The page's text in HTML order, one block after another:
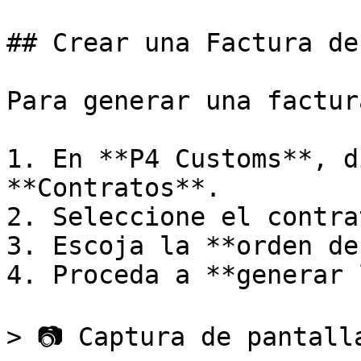
## Crear una Factura
Para generar una
1. En **P4 Customs**,
**Contratos**.
2. Seleccione el
3. Escoja la **orden
4. Proceda a
> 📷 Captura de